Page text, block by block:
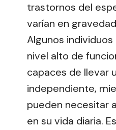
trastornos del
varían en
Algunos
nivel alto de
capaces de llevar
independiente,
pueden necesitar
en su vida diaria.